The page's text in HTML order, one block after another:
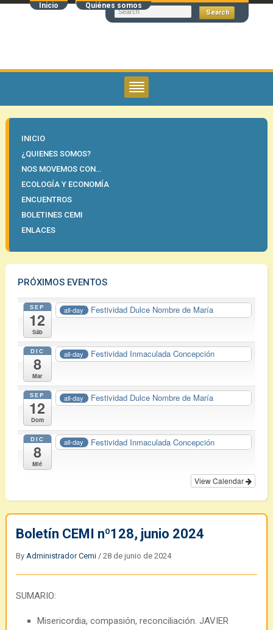
Inicio Quiénes somos
INICIO
¿QUIENES SOMOS?
NOS MOVEMOS CON…
ECOLOGÍA Y ECONOMÍA
ENCUENTROS
BOLETINES CEMI
ENLACES
PRÓXIMOS EVENTOS
SEP
12
Sáb
all-day Festividad Dulce Nombre de María
DIC
8
Mar
all-day Festividad Inmaculada Concepción
SEP
12
Dom
all-day Festividad Dulce Nombre de María
DIC
8
Mié
all-day Festividad Inmaculada Concepción
View Calendar
Boletín CEMI nº128, junio 2024
By Administrador Cemi/ 28 de junio de 2024
SUMARIO:
Misericordia, compasión, reconciliación. JAVIER